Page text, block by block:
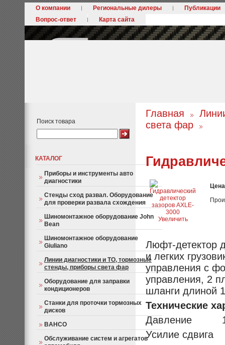
О компании Региональные дилеры
Публикации
Вопрос-ответ
Карта сайта
Поиск товара
КАТАЛОГ
Приборы и инструменты авто
диагностики
Стенды сход развал. Оборудование
для проверки развала схождения
Шиномонтажное оборудование John
Bean
Шиномонтажное оборудование
Giuliano
Линии диагностики и ТО, тормозные
стенды, приборы света фар
Оборудование для заправки
кондиционеров
Станки для проточки тормозных
дисков
BAHCO
Обслуживание систем и агрегатов
Главная
света фар
Увеличить
Люфт-детектор
и легких
управления с
управления, 2
шланги длиной
Технические
Давление
Усилие сдвига